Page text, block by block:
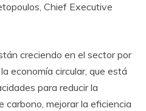
Chief Executive
creciendo en el sector por
economía circular, que está
para reducir la
carbono, mejorar la eficiencia